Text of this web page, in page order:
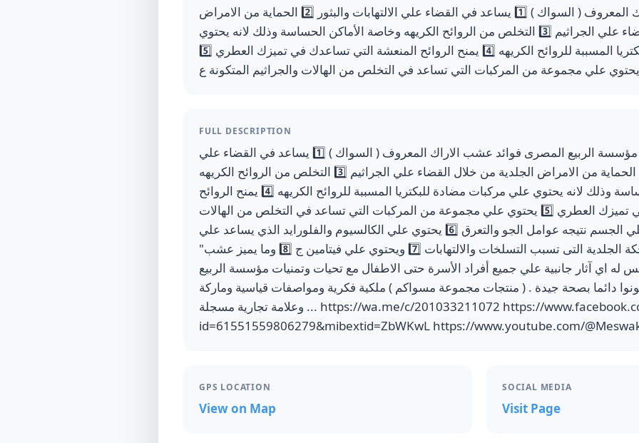
فوائد عشب الاراك المعروف ( السواك ) 1️⃣ يساعد في القضاء علي الالتهابات والبثور 2️⃣ الحماية من الامراض
الجلدية من خلال القضاء علي الجراثيم 3️⃣ التخلص من الروائح الكريهه وخاصة الأماكن الحساسة وذلك لانه يحتوي
علي مركبات مضادة للبكتريا المسببة للروائح الكريهه 4️⃣ يمنح الروائح المنعشة التي تساعدك في تميزك العطري 5️⃣
يحتوي علي مجموعة من المركبات التي تساعد في التخلص من الهالات والجراثيم المتكونة ع
FULL DESCRIPTION
مجموعة مسواكم من مؤسسة الربيع المصرى فوائد عشب الاراك المعروف ( السواك ) 1️⃣ يساعد في القضاء علي
الالتهابات والبثور 2️⃣ الحماية من الامراض الجلدية من خلال القضاء علي الجراثيم 3️⃣ التخلص من الروائح الكريهه
وخاصة الأماكن الحساسة وذلك لانه يحتوي علي مركبات مضادة للبكتريا المسببة للروائح الكريهه 4️⃣ يمنح الروائح
المنعشة التي تساعدك في تميزك العطري 5️⃣ يحتوي علي مجموعة من المركبات التي تساعد في التخلص من الهالات
والجراثيم المتكونة علي الجسم نتيجه عوامل الجو والتعرق 6️⃣ يحتوي علي الكالسيوم والفلورايد الذي يساعد علي
تنظيف الجلد ويخفف الحكة الجلدية التى تسبب التسلخات والالتهابات 7️⃣ ويحتوي علي فيتامين ج 8️⃣ وما يميز عشب"
له اي آثار جانبية علي جميع أفراد الأسرة حتى الاطفال مع تحيات وتمنيات مؤسسة الربيع
دائما بصحة جيدة . ( منتجات مجموعة مسواكم ) ملكية فكرية ومواصفات قياسية وماركة
وعلامة تجارية مسجلة ... https://wa.me/c/201033211072 https://www.facebook.com/profile.php?
id=61551559806279&mibextid=ZbWKwL https://www.youtube.com/
GPS LOCATION
View on Map
SOCIAL MEDIA
Visit Page